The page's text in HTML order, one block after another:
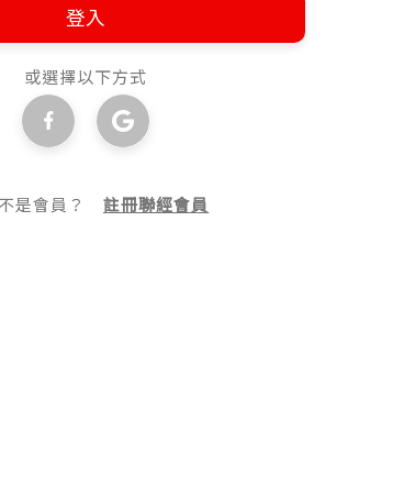
登入
或選擇以下方式
是會員？註冊聯經會員